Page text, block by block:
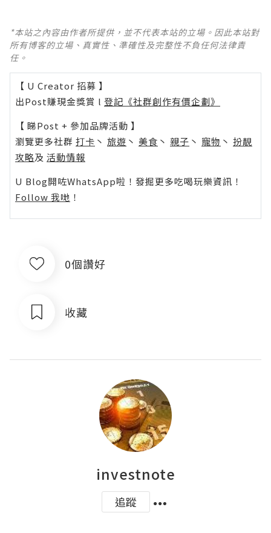
*本站之內容由作者所提供，並不代表本站的立場。因此本站對
所有博客的立場、真實性、準確性及完整性不負任何法律責
任。
【 U Creator 招募 】
出Post賺現金獎賞 l 登記《社群創作有價企劃》
【 睇Post + 參加品牌活動 】
瀏覽更多社群 打卡 丶 旅遊 丶 美食 丶 親子 丶 寵物 丶 扮靚
攻略及 活動情報
U Blog開咗WhatsApp啦！發掘更多吃喝玩樂資訊！
Follow 我哋 ！
0個讚好
收藏
investnote
追蹤